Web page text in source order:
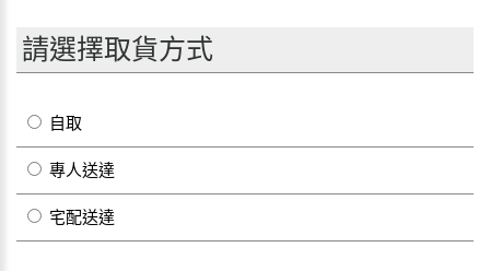
請選擇取貨方式
自取
專人送達
宅配送達